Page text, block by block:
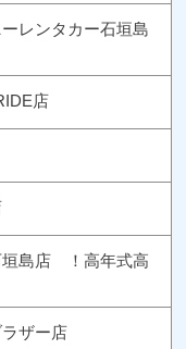
レンタカー石垣島
店
垣島店 ！高年式高
ザー店